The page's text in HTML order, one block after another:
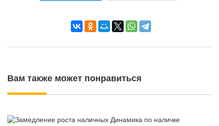
Вам также может понравиться